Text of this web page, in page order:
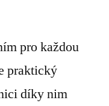
pro každou
praktický
díky nim